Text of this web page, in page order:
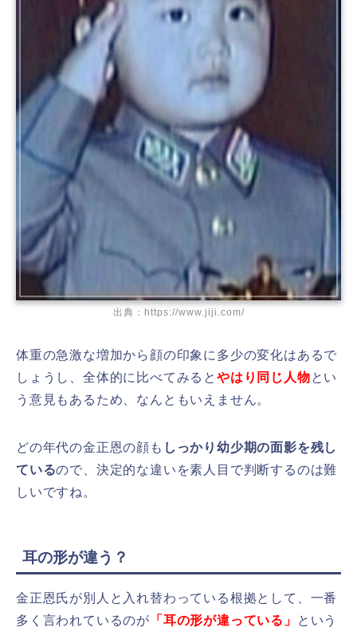
出典：https://www.jiji.com/
体重の急激な増加から顔の印象に多少の変化はあるで
しょうし、全体的に比べてみると やはり同じ人物とい
う意見もあるため、なんともいえません。
どの年代の金正恩の顔も しっかり幼少期の面影を残し
ているので、決定的な違いを素人目で判断するのは難
しいですね。
耳の形が違う？
金正恩氏が別人と入れ替わっている根拠として、一番
多く言われているのが 「 耳の形が違っている」
という